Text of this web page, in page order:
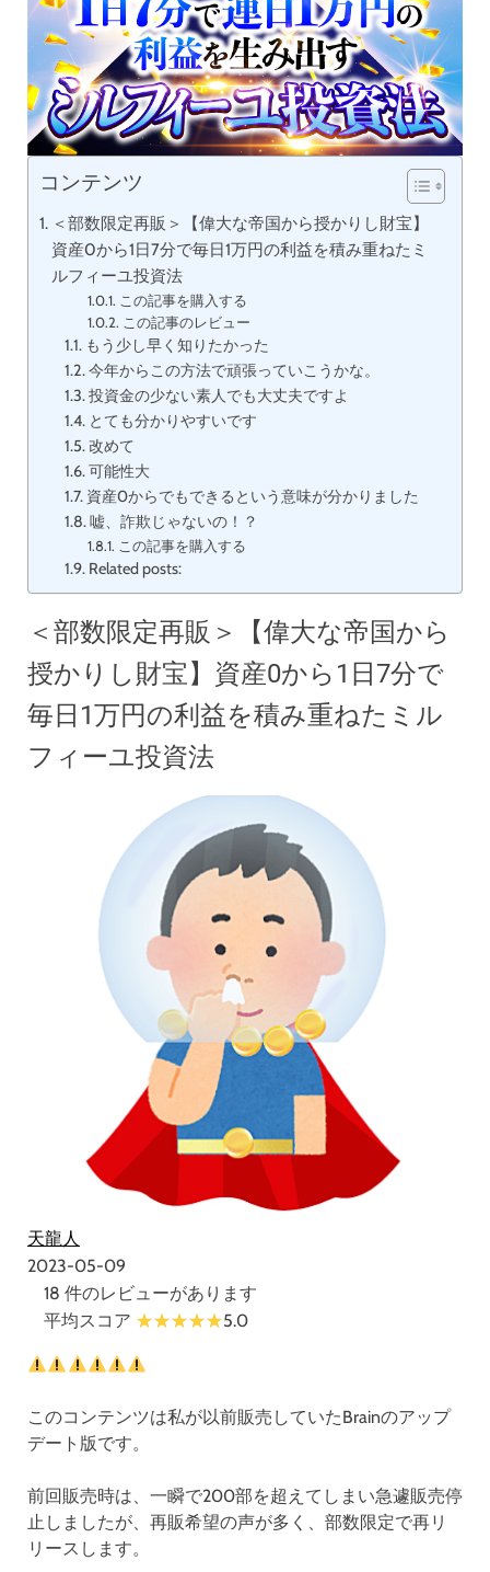
コンテンツ
＜部数限定再販＞【偉大な帝国から授かりし財宝】
資産0から1日7分で毎日1万円の利益を積み重ねたミ
ルフィーユ投資法
この記事を購入する
この記事のレビュー
もう少し早く知りたかった
今年からこの方法で頑張っていこうかな。
投資金の少ない素人でも大丈夫ですよ
とても分かりやすいです
改めて
可能性大
資産0からでもできるという意味が分かりました
嘘、詐欺じゃないの！？
この記事を購入する
Related posts:
＜部数限定再販＞【偉大な帝国から
授かりし財宝】資産0から1日7分で
毎日1万円の利益を積み重ねたミル
フィーユ投資法
天龍人
2023-05-09
18 件のレビューがあります
平均スコア
5.0
このコンテンツは私が以前販売していたBrainのアップ
デート版です。
前回販売時は、一瞬で200部を超えてしまい急遽販売停
止しましたが、再販希望の声が多く、部数限定で再リ
リースします。